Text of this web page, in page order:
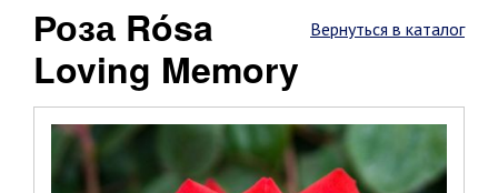
Вернуться в каталог
Роза Rósa
Loving Memory